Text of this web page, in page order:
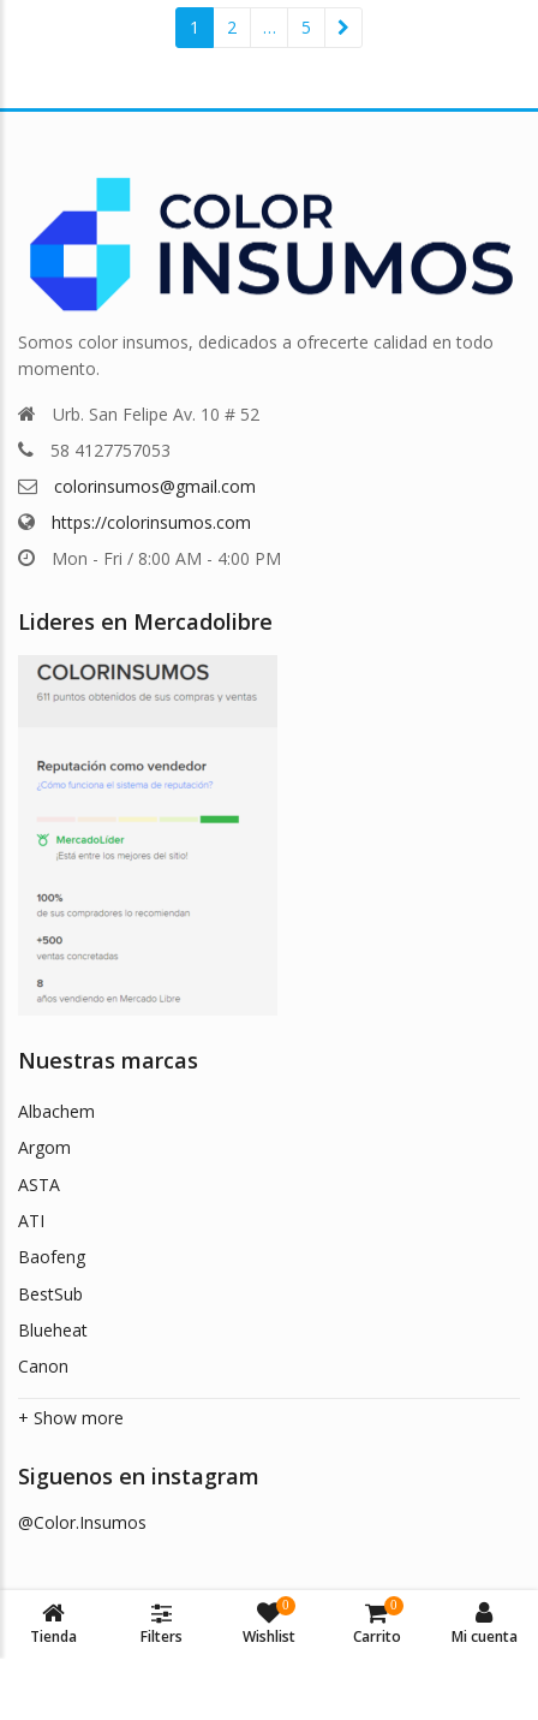
1 2 … 5
Somos color insumos, dedicados a ofrecerte calidad en todo
momento.
Urb. San Felipe Av. 10 # 52
58 4127757053
colorinsumos@gmail.com
https://colorinsumos.com
Mon - Fri / 8:00 AM - 4:00 PM
Lideres en Mercadolibre
Nuestras marcas
Albachem
Argom
ASTA
ATI
Baofeng
BestSub
Blueheat
Canon
+ Show more
Siguenos en instagram
@Color.Insumos
Tienda Filters
0
Wishlist
0
Carrito Mi cuenta